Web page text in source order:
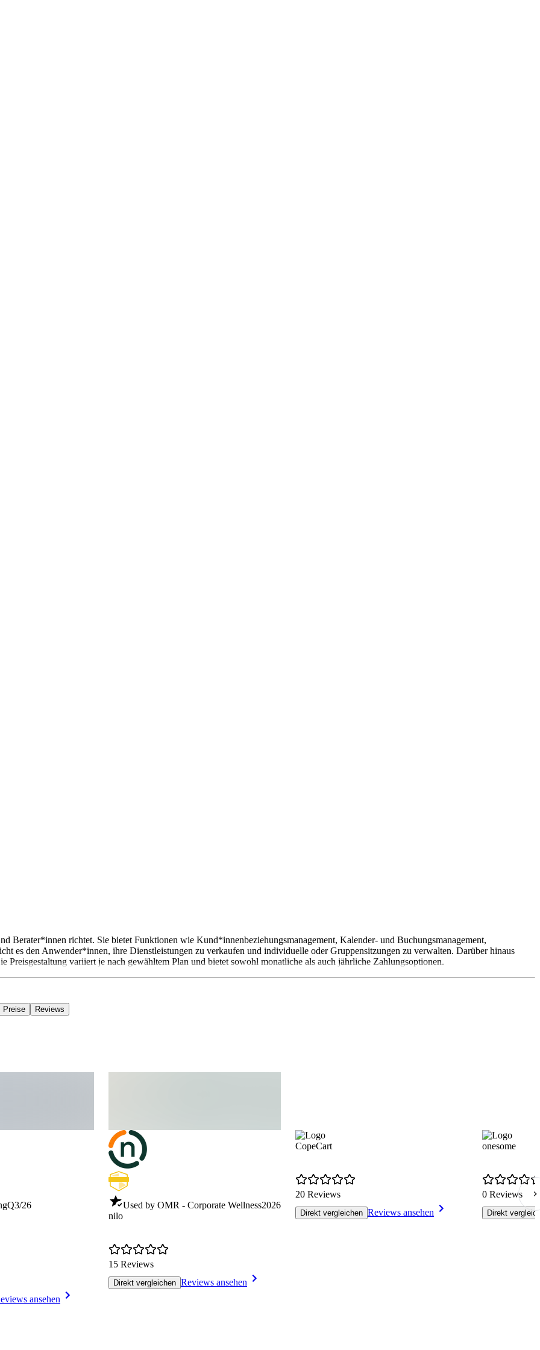
Berater*innen richtet. Sie bietet Funktionen wie Kund*innenbeziehungsmanagement, Kalender- und Buchungsmanagement,
es den Anwender*innen, ihre Dienstleistungen zu verkaufen und individuelle oder Gruppensitzungen zu verwalten. Darüber hinaus
Preisgestaltung variiert je nach gewähltem Plan und bietet sowohl monatliche als auch jährliche Zahlungsoptionen.
Preise Reviews
Q3/26
ansehen
Used by OMR - Corporate Wellness2026
nilo
15 Reviews
Direkt vergleichen Reviews ansehen
CopeCart
20 Reviews
Direkt vergleichen Reviews ansehen
onesome
0 Reviews
Direkt